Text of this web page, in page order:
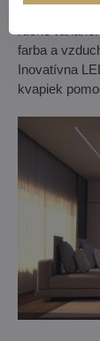
Aj dizajn
farba a
Inovatívna
kvapiek